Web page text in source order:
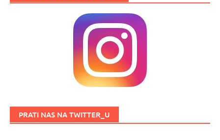
PRATI NAS NA TWITTER_U